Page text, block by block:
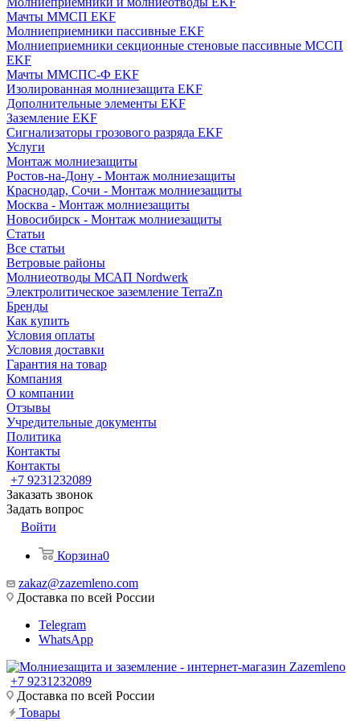
Мачты ММСП EKF
Молниеприемники пассивные EKF
Молниеприемники секционные стеновые пассивные МССП
EKF
Мачты ММСПС-Ф EKF
Изолированная молниезащита EKF
Дополнительные элементы EKF
Заземление EKF
Сигнализаторы грозового разряда EKF
Услуги
Монтаж молниезащиты
Ростов-на-Дону - Монтаж молниезащиты
Краснодар, Сочи - Монтаж молниезащиты
Москва - Монтаж молниезащиты
Новосибирск - Монтаж молниезащиты
Статьи
Все статьи
Ветровые районы
Молниеотводы МСАП Nordwerk
Электролитическое заземление TerraZn
Бренды
Как купить
Условия оплаты
Условия доставки
Гарантия на товар
Компания
О компании
Отзывы
Учредительные документы
Политика
Контакты
Контакты
+7 9231232089
Заказать звонок
Задать вопрос
Войти
Корзина0
zakaz@zazemleno.com
Доставка по всей России
Telegram
WhatsApp
+7 9231232089
Доставка по всей России
Товары